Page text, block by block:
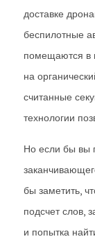
доставке
беспилотные
помещаются в
на
считанные
технологии
Но если бы вы
бы заметить,
подсчет слов,
и попытка